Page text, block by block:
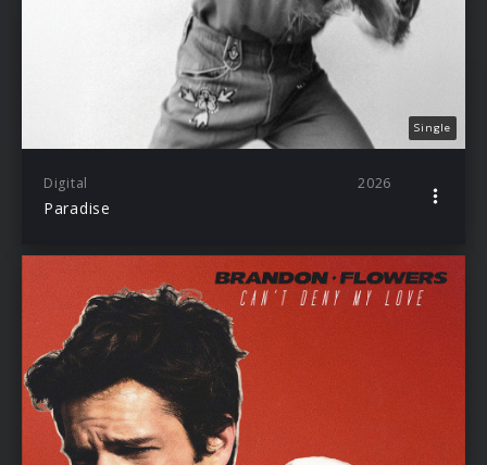
Single
Digital 2026
Paradise